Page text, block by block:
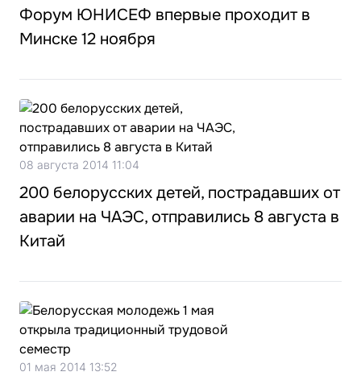
Форум ЮНИСЕФ впервые проходит в
Минске 12 ноября
08 августа 2014 11:04
200 белорусских детей, пострадавших от
аварии на ЧАЭС, отправились 8 августа в
Китай
01 мая 2014 13:52